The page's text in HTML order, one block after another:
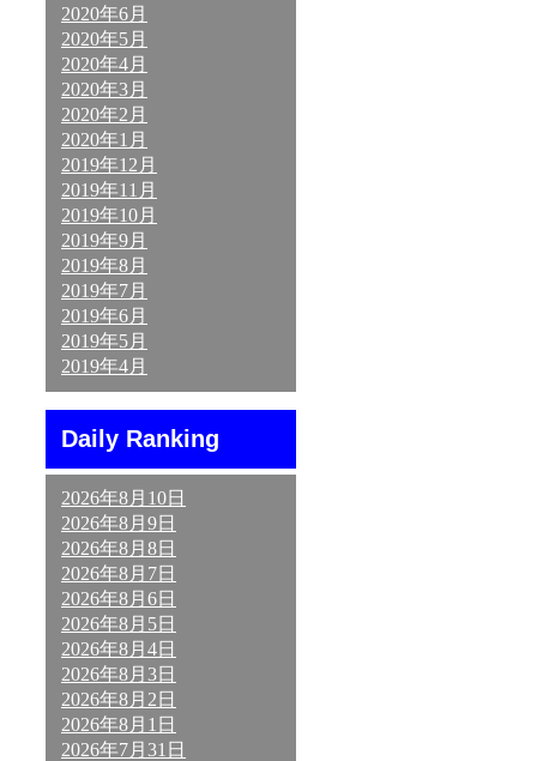
2020年6月
2020年5月
2020年4月
2020年3月
2020年2月
2020年1月
2019年12月
2019年11月
2019年10月
2019年9月
2019年8月
2019年7月
2019年6月
2019年5月
2019年4月
Daily Ranking
2026年8月10日
2026年8月9日
2026年8月8日
2026年8月7日
2026年8月6日
2026年8月5日
2026年8月4日
2026年8月3日
2026年8月2日
2026年8月1日
2026年7月31日